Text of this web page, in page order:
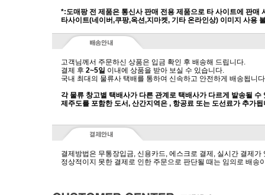
*:도매팡 전 제품은 통신사 판매 전용 제품으로 타 사이트에 판매
타사이트(네이버,쿠팡,옥션,지마켓, 기타 온라인상) 이미지 사용
고객님께서 주문하신 상품은 입금 확인 후 배송해 드립니다.
결제 후 2~5일 이내에 상품을 받아 보실 수 있습니다.
국내 최대의 물류사 택배를 통하여 신속하고 안전하게 배송됩니
각 물류 창고별 택배사가 다른 관계로 택배사가 다르게 발송될 수
제주도를 포함한 도서, 산간지역은 , 항공료 또는 도선료가 추가됩
결제방법은 무통장입금, 신용카드, 에스크로 결제, 실시간 결제가
정상적이지 못한 결제로 인한 주문으로 판단될 때는 임의로 배송